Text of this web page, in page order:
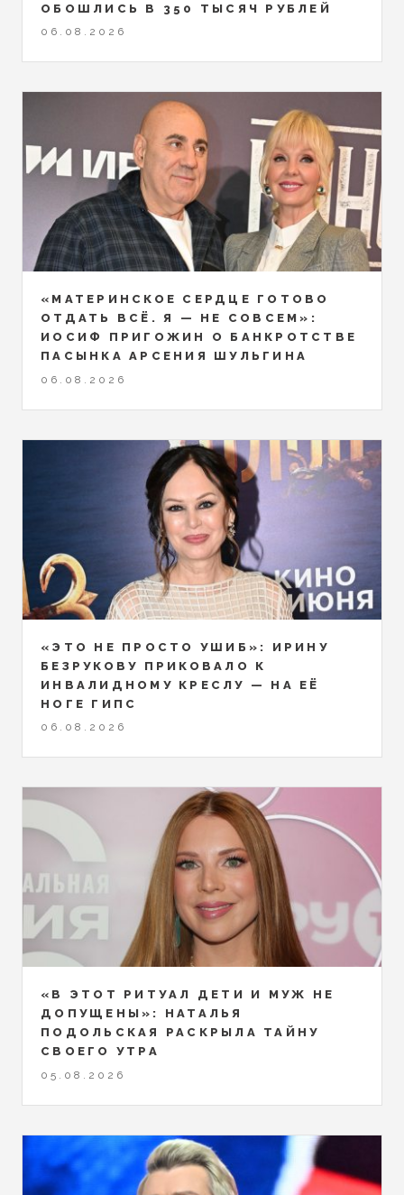
ОБОШЛИСЬ В 350 ТЫСЯЧ РУБЛЕЙ
06.08.2026
«МАТЕРИНСКОЕ СЕРДЦЕ ГОТОВО
ОТДАТЬ ВСЁ. Я — НЕ СОВСЕМ»:
ИОСИФ ПРИГОЖИН О БАНКРОТСТВЕ
ПАСЫНКА АРСЕНИЯ ШУЛЬГИНА
06.08.2026
«ЭТО НЕ ПРОСТО УШИБ»: ИРИНУ
БЕЗРУКОВУ ПРИКОВАЛО К
ИНВАЛИДНОМУ КРЕСЛУ — НА ЕЁ
НОГЕ ГИПС
06.08.2026
«В ЭТОТ РИТУАЛ ДЕТИ И МУЖ НЕ
ДОПУЩЕНЫ»: НАТАЛЬЯ
ПОДОЛЬСКАЯ РАСКРЫЛА ТАЙНУ
СВОЕГО УТРА
05.08.2026